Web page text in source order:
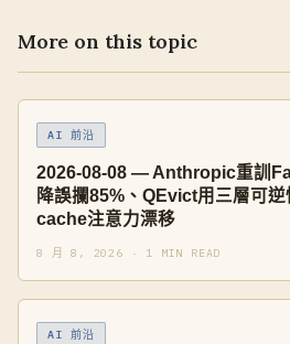
More on this topic
AI 前沿
2026-08-08 — Anthropic重訓
降誤攔85%、QEvict用三層可
cache注意力漂移
8 月 8, 2026 · 1 MIN READ
AI 前沿